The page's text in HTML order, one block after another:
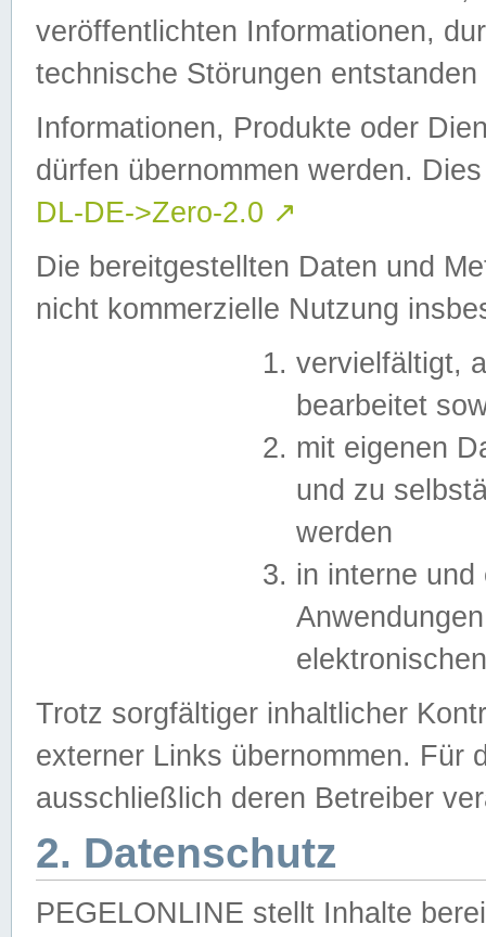
veröffentlichten Informationen,
technische Störungen
Informationen, Produkte oder
dürfen übernommen werden.
DL-DE->Zero-2.0 ↗
Die bereitgestellten Daten und
nicht kommerzielle Nutzung
vervielfältigt,
bearbeitet
mit eigenen
und zu
werden
in interne
Trotz sorgfältiger inhaltlicher
externer Links übernommen. Für
ausschließlich deren Betreiber
2. Datenschutz
PEGELONLINE stellt Inhalte